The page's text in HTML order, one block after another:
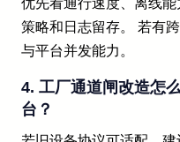
策略和日志留存。 若有
与平台并发能力。
4. 工厂通道闸改造怎
台？